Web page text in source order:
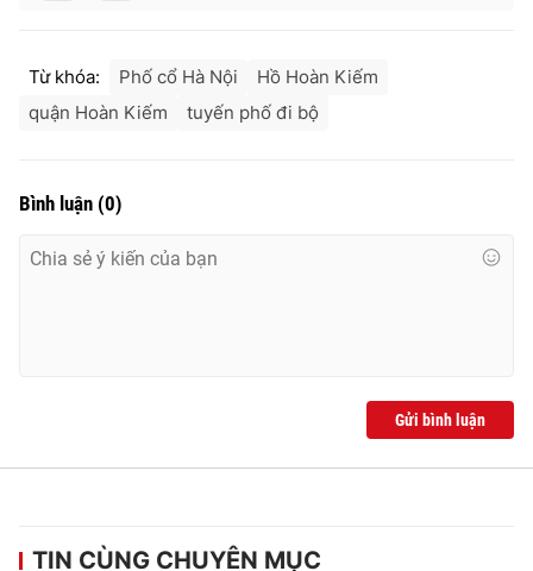
Ðiện thoại Thời báo VTV:024.66 897 897
Email: toasoan@vtv.vn
Từ khóa: Phố cổ Hà Nội
Hồ Hoàn Kiếm
quận Hoàn Kiếm
tuyến phố đi bộ
Bình luận (0)
Gửi bình luận
TIN CÙNG CHUYÊN MỤC